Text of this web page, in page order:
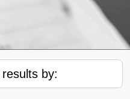
by: